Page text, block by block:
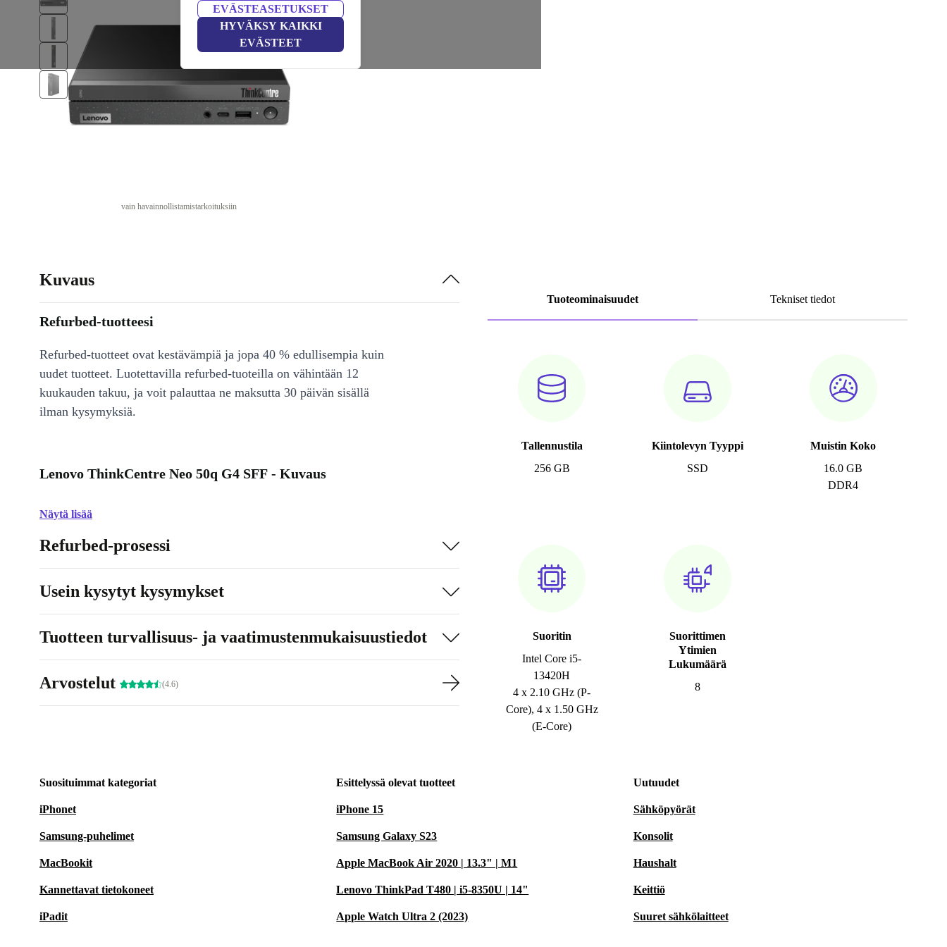
EVÄSTEASETUKSET
HYVÄKSY KAIKKI
EVÄSTEET
vain havainnollistamistarkoituksiin
Tuoteominaisuudet Tekniset tiedot
Tallennustila
256 GB
Kiintolevyn Tyyppi
SSD
Muistin Koko
16.0 GB
DDR4
Suoritin
Intel Core i5-
13420H
4 x 2.10 GHz (P-
Core), 4 x 1.50 GHz
(E-Core)
Suorittimen
Ytimien
Lukumäärä
8
Kuvaus
Refurbed-tuotteesi
Refurbed-tuotteet ovat kestävämpiä ja jopa 40 % edullisempia kuin
uudet tuotteet. Luotettavilla refurbed-tuoteilla on vähintään 12
kuukauden takuu, ja voit palauttaa ne maksutta 30 päivän sisällä
ilman kysymyksiä.
Lenovo ThinkCentre Neo 50q G4 SFF - Kuvaus
Näytä lisää
Refurbed-prosessi
Usein kysytyt kysymykset
Tuotteen turvallisuus- ja vaatimustenmukaisuustiedot
Arvostelut (4.6)
Suosituimmat kategoriat
iPhonet
Samsung-puhelimet
MacBookit
Kannettavat tietokoneet
iPadit
Esittelyssä olevat tuotteet
iPhone 15
Samsung Galaxy S23
Apple MacBook Air 2020 | 13.3" | M1
Lenovo ThinkPad T480 | i5-8350U | 14"
Apple Watch Ultra 2 (2023)
Uutuudet
Sähköpyörät
Konsolit
Haushalt
Keittiö
Suuret sähkölaitteet